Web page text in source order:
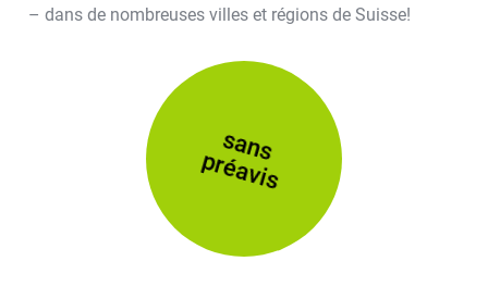
– dans de nombreuses villes et régions de Suisse!
sans
préavis